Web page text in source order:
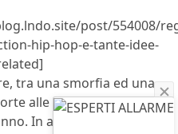
post/554008/
hip-hop-e-tante-idee-
tra una smorfia ed una
alle lunghe ed
In alto i calici e che le